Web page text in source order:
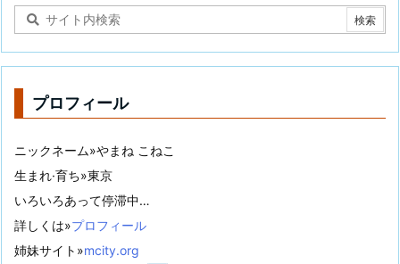
プロフィール
ニックネーム»やまね こねこ
生まれ·育ち»東京
いろいろあって停滞中…
詳しくは»プロフィール
姉妹サイト»mcity.org